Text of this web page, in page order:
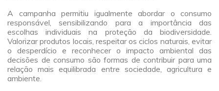
A campanha permitiu igualmente abordar o consumo
responsável, sensibilizando para a importância das
escolhas individuais na proteção da biodiversidade.
Valorizar produtos locais, respeitar os ciclos naturais, evitar
o desperdício e reconhecer o impacto ambiental das
decisões de consumo são formas de contribuir para uma
relação mais equilibrada entre sociedade, agricultura e
ambiente.